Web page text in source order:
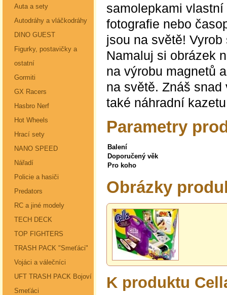
Auta a sety
Autodráhy a vláčkodráhy
DINO GUEST
Figurky, postavičky a
ostatní
Gormiti
GX Racers
Hasbro Nerf
Hot Wheels
Hrací sety
NANO SPEED
Nářadí
Policie a hasiči
Predators
RC a jiné modely
TECH DECK
TOP FIGHTERS
TRASH PACK "Smeťáci"
Vojáci a válečníci
UFT TRASH PACK Bojoví
Smeťáci
samolepkami
fotografie nebo
jsou na světě!
Namaluj si obrázek
na výrobu magnetů
na světě. Znáš
také náhradní
Parametry
Balení
Doporučený věk
Pro koho
Obrázky
K produktu